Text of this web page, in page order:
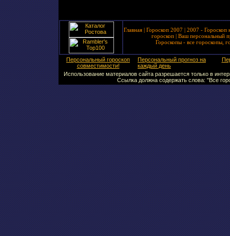
Главная | Гороскоп 2007 | 2007 - Гороскоп
гороскоп| Ваш персональный
Гороскопы - все гороскопы,
Персональный гороскоп
совместимости!
Персональный прогноз на
каждый день
Использование материалов сайта разрешается только в
Ссылка должна содержать слова: "Все